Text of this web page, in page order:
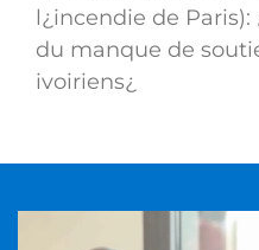
l¿incendie de
du manque de
ivoiriens¿